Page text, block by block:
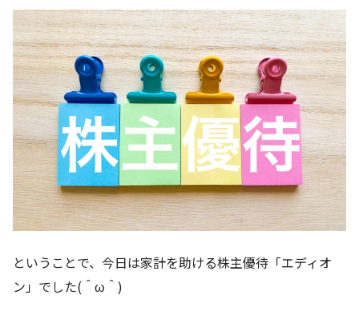
ということで、今日は家計を助ける株主優待「エディオ
ン」でした(＾ω＾)